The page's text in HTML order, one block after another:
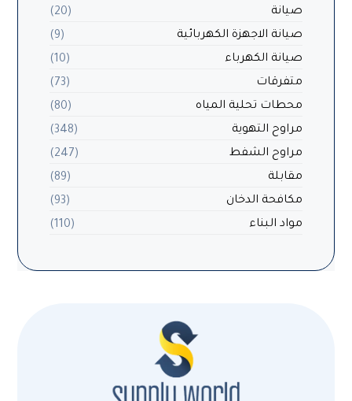
صيانة
(20)
صيانة الاجهزة الكهربائية
(9)
صيانة الكهرباء
(10)
متفرقات
(73)
محطات تحلية المياه
(80)
مراوح التهوية
(348)
مراوح الشفط
(247)
مقابلة
(89)
مكافحة الدخان
(93)
مواد البناء
(110)